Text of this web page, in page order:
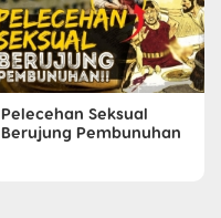
Pelecehan Seksual
Berujung Pembunuhan